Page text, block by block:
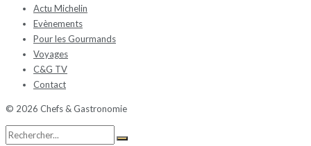
Actu Michelin
Evènements
Pour les Gourmands
Voyages
C&G TV
Contact
© 2026 Chefs & Gastronomie